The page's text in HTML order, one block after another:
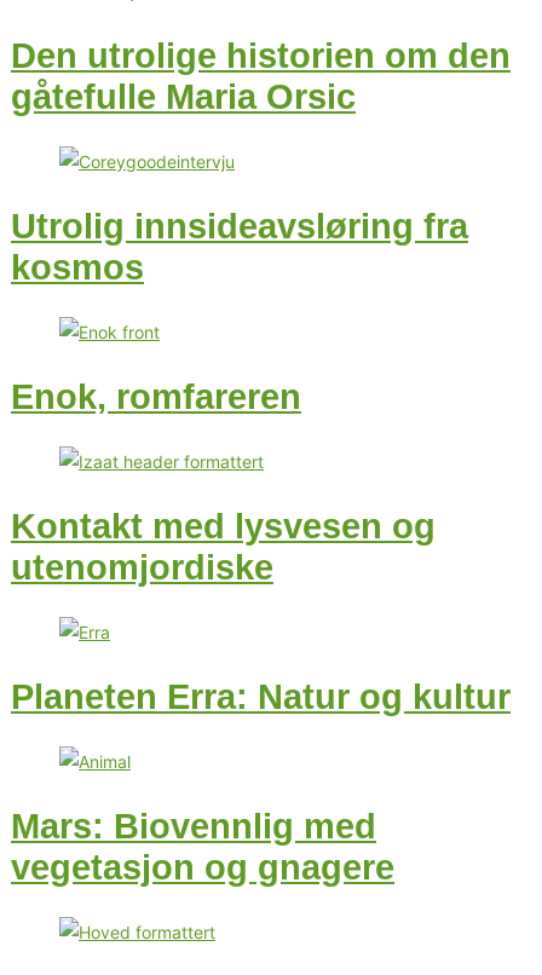
Den utrolige historien om den
gåtefulle Maria Orsic
Utrolig innsideavsløring fra
kosmos
Enok, romfareren
Kontakt med lysvesen og
utenomjordiske
Planeten Erra: Natur og kultur
Mars: Biovennlig med
vegetasjon og gnagere